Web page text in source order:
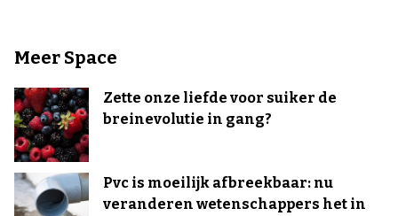
Meer Space
Zette onze liefde voor suiker de
breinevolutie in gang?
Pvc is moeilijk afbreekbaar: nu
veranderen wetenschappers het in